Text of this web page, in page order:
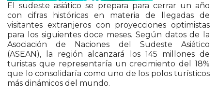
El sudeste asiático se prepara para cerrar un año
con cifras históricas en materia de llegadas de
visitantes extranjeros con proyecciones optimistas
para los siguientes doce meses. Según datos de la
Asociación de Naciones del Sudeste Asiático
(ASEAN), la región alcanzará los 145 millones de
turistas que representaría un crecimiento del 18%
que lo consolidaría como uno de los polos turísticos
más dinámicos del mundo.